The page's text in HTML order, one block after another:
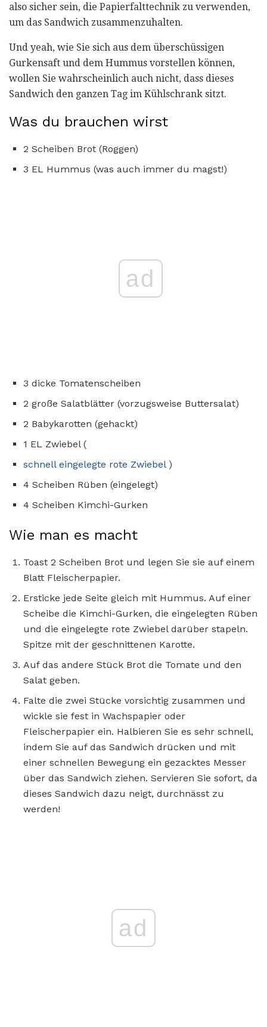
also sicher sein, die Papierfalttechnik zu verwenden,
um das Sandwich zusammenzuhalten.
Und yeah, wie Sie sich aus dem überschüssigen
Gurkensaft und dem Hummus vorstellen können,
wollen Sie wahrscheinlich auch nicht, dass dieses
Sandwich den ganzen Tag im Kühlschrank sitzt.
Was du brauchen wirst
2 Scheiben Brot (Roggen)
3 EL Hummus (was auch immer du magst!)
ad
3 dicke Tomatenscheiben
2 große Salatblätter (vorzugsweise Buttersalat)
2 Babykarotten (gehackt)
1 EL Zwiebel (
schnell eingelegte rote Zwiebel)
4 Scheiben Rüben (eingelegt)
4 Scheiben Kimchi-Gurken
Wie man es macht
Toast 2 Scheiben Brot und legen Sie sie auf einem
Blatt Fleischerpapier.
Ersticke jede Seite gleich mit Hummus. Auf einer
Scheibe die Kimchi-Gurken, die eingelegten Rüben
und die eingelegte rote Zwiebel darüber stapeln.
Spitze mit der geschnittenen Karotte.
Auf das andere Stück Brot die Tomate und den
Salat geben.
Falte die zwei Stücke vorsichtig zusammen und
wickle sie fest in Wachspapier oder
Fleischerpapier ein. Halbieren Sie es sehr schnell,
indem Sie auf das Sandwich drücken und mit
einer schnellen Bewegung ein gezacktes Messer
über das Sandwich ziehen. Servieren Sie sofort, da
dieses Sandwich dazu neigt, durchnässt zu
werden!
ad